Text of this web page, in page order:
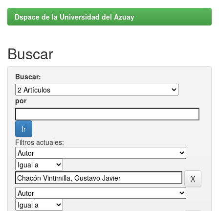
Dspace de la Universidad del Azuay
Buscar
Buscar:
por
Filtros actuales: